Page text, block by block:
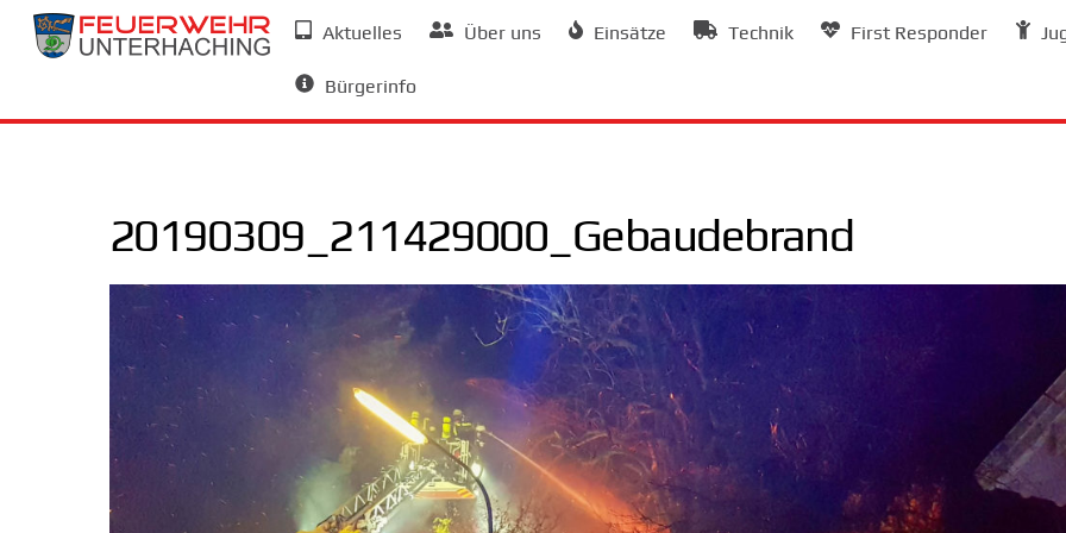
Skip
Aktuelles Über uns Einsätze Technik First Responder
Bürgerinfo
20190309_211429000_Gebaudebrand